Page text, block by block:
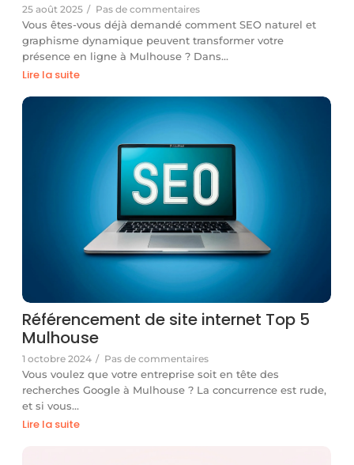
25 août 2025 / Pas de commentaires
Vous êtes-vous déjà demandé comment SEO naturel et
graphisme dynamique peuvent transformer votre
présence en ligne à Mulhouse ? Dans…
Lire la suite
Référencement de site internet Top 5
Mulhouse
1 octobre 2024 / Pas de commentaires
Vous voulez que votre entreprise soit en tête des
recherches Google à Mulhouse ? La concurrence est rude,
et si vous…
Lire la suite